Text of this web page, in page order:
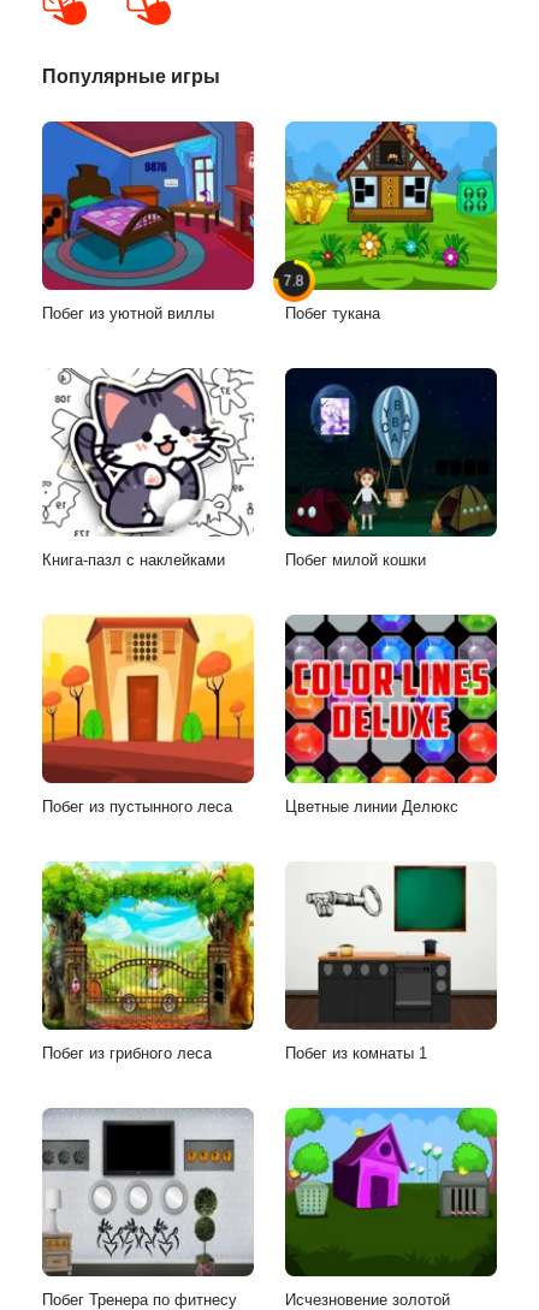
Популярные игры
Побег из уютной виллы
7.8
Побег тукана
Книга-пазл с наклейками Побег милой кошки
Побег из пустынного леса Цветные линии Делюкс
Побег из грибного леса Побег из комнаты 1
Побег Тренера по фитнесу
Исчезновение золотой